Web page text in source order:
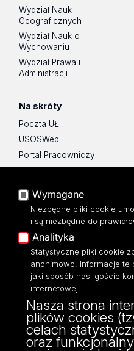
Wydział Nauk
Geograficznych
Wydział Nauk o
Wychowaniu
Wydział Prawa i
Administracji
Na skróty
Poczta UŁ
USOSWeb
Portal Pracowniczy
Baza Aktów Własnych
Moodle
Eksperci UŁ
Polityka Prywatności
Dostępność
ul. Narutowicza 68, 90-136
NIP: 724 000 32 43
Adres do doręczeń
AE:PL-74796-17640-IHHIV-
Wymagane
Niezbędne pliki cookie
i są niezbędne do
Analityka
Statystyczne pliki cookie
anonimowo. Informacje te
jaki sposób nasi goście
internetowej.
Nasza strona
plików cookies
celach
oraz